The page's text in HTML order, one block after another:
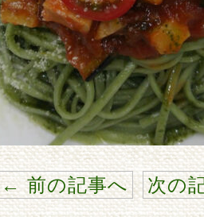
← 前の記事へ 次の